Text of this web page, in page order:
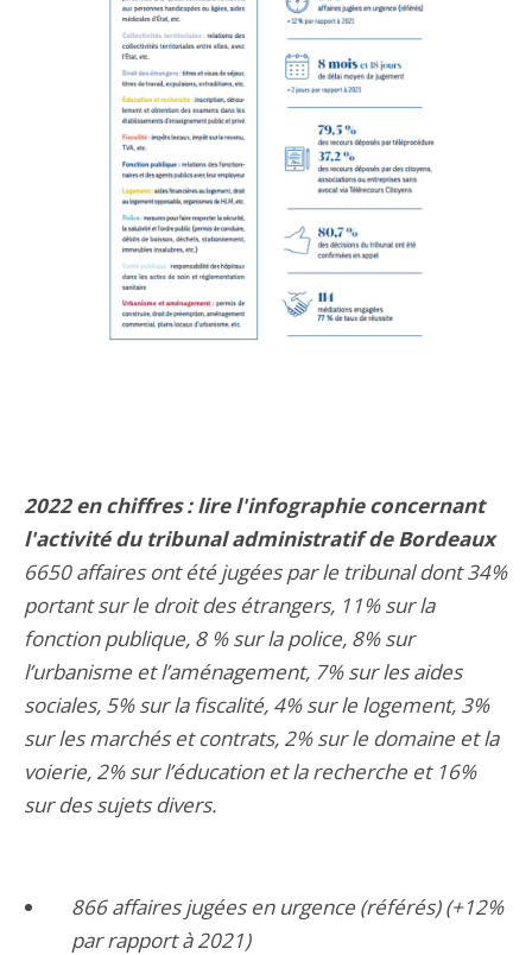
2022 en chiffres : lire l'infographie concernant
l'activité du tribunal administratif de Bordeaux
6650 affaires ont été jugées par le tribunal dont 34%
portant sur le droit des étrangers, 11% sur la
fonction publique, 8 % sur la police, 8% sur
l’urbanisme et l’aménagement, 7% sur les aides
sociales, 5% sur la fiscalité, 4% sur le logement, 3%
sur les marchés et contrats, 2% sur le domaine et la
voierie, 2% sur l’éducation et la recherche et 16%
sur des sujets divers.
866 affaires jugées en urgence (référés) (+12%
par rapport à 2021)